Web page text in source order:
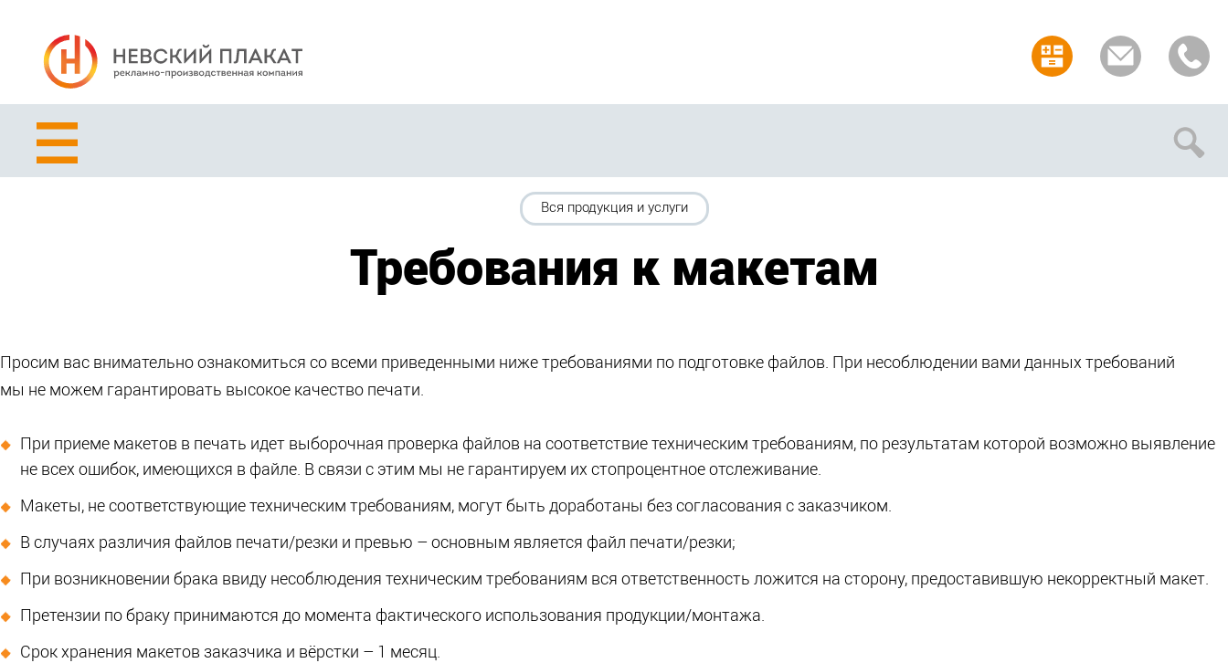
Отмена
Вся продукция и услуги
Требования к макетам
Просим вас внимательно ознакомиться со всеми приведенными ниже требованиями по подготовке файлов. При несоблюдении вами данных требований
мы не можем гарантировать высокое качество печати.
При приеме макетов в печать идет выборочная проверка файлов на соответствие техническим требованиям, по результатам которой возможно выявление
не всех ошибок, имеющихся в файле. В связи с этим мы не гарантируем их стопроцентное отслеживание.
Макеты, не соответствующие техническим требованиям, могут быть доработаны без согласования с заказчиком.
В случаях различия файлов печати/резки и превью – основным является файл печати/резки;
При возникновении брака ввиду несоблюдения техническим требованиям вся ответственность ложится на сторону, предоставившую некорректный макет.
Претензии по браку принимаются до момента фактического использования продукции/монтажа.
Срок хранения макетов заказчика и вёрстки – 1 месяц.